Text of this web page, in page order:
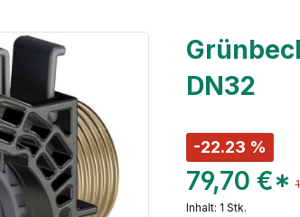
DN32
-22.23 %
79,70 €*
Inhalt: 1 Stk.